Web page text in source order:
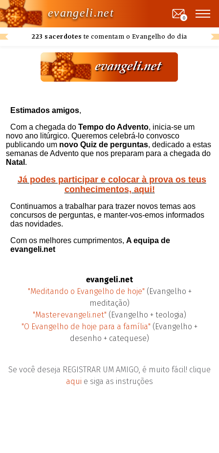
evangeli.net
223 sacerdotes te comentam o Evangelho do dia
0
Estimados amigos,
Com a chegada doTempo do Advento, inicia-se um
novo ano litúrgico. Queremos celebrá-lo convosco
publicando um novo Quiz de perguntas, dedicado a estas
semanas de Advento que nos preparam para a chegada do
Natal .
Já podes participar e colocar à prova os teus
conhecimentos, aqui!
Continuamos a trabalhar para trazer novos temas aos
concursos de perguntas, e manter-vos-emos informados
das novidades.
Com os melhores cumprimentos,A equipa de
evangeli.net
evangeli.net
"Meditando o Evangelho de hoje" (Evangelho +
meditação)
"Master·evangeli.net" (Evangelho + teologia)
"O Evangelho de hoje para a família" (Evangelho +
desenho + catequese)
Se você deseja REGISTRAR UM AMIGO, é muito fácil! clique
aqui e siga as instruções